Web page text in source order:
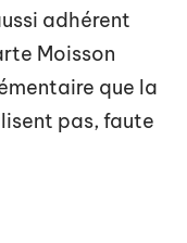
adhérent
Moisson
que la
pas, faute